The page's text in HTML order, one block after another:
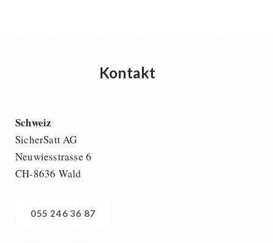
Kontakt
Schweiz
SicherSatt AG
Neuwiesstrasse 6
CH-8636 Wald
055 246 36 87